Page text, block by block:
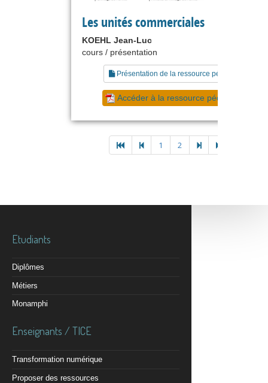
Les unités commerciales
KOEHL Jean-Luc
cours / présentation
Présentation de la ressource pédagogique
Accéder à la ressource pédagogique
1 2
Etudiants
Diplômes
Métiers
Monamphi
Enseignants / TICE
Transformation numérique
Proposer des ressources